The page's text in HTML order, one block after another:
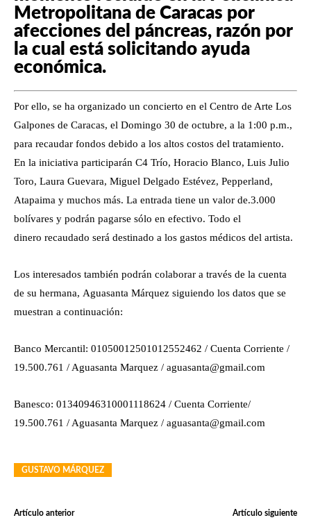
Metropolitana de Caracas por
afecciones del páncreas, razón por
la cual está solicitando ayuda
económica.
Por ello, se ha organizado un concierto en el Centro de Arte Los
Galpones de Caracas, el Domingo 30 de octubre, a la 1:00 p.m.,
para recaudar fondos debido a los altos costos del tratamiento.
En la iniciativa participarán C4 Trío, Horacio Blanco, Luis Julio
Toro, Laura Guevara, Miguel Delgado Estévez, Pepperland,
Atapaima y muchos más. La entrada tiene un valor de.3.000
bolívares y podrán pagarse sólo en efectivo. Todo el
dinero recaudado será destinado a los gastos médicos del artista.
Los interesados también podrán colaborar a través de la cuenta
de su hermana, Aguasanta Márquez siguiendo los datos que se
muestran a continuación:
Banco Mercantil: 01050012501012552462 / Cuenta Corriente /
19.500.761 / Aguasanta Marquez / aguasanta@gmail.com
Banesco: 01340946310001118624 / Cuenta Corriente/
19.500.761 / Aguasanta Marquez / aguasanta@gmail.com
GUSTAVO MÁRQUEZ
Artículo anterior Artículo siguiente